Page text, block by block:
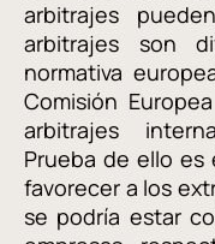
arbitrajes
arbitrajes son
normativa
Comisión
arbitrajes
Prueba de ello es
favorecer a los
se podría estar